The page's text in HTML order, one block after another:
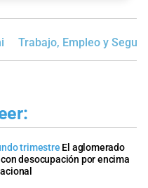
Trabajo, Empleo y
trimestre El aglomerado
desocupación por encima